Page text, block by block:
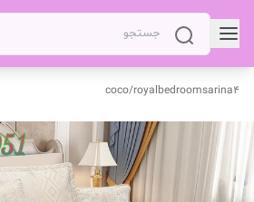
royalbedroomsarina4
/
coco